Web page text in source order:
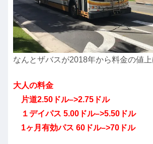
なんとザバスが2018年から料金の値上
大人の料金
片道2.50ドル–>2.75ドル
１デイパス 5.00ドル–>5.50ドル
1ヶ月有効パス 60ドル–>70ドル